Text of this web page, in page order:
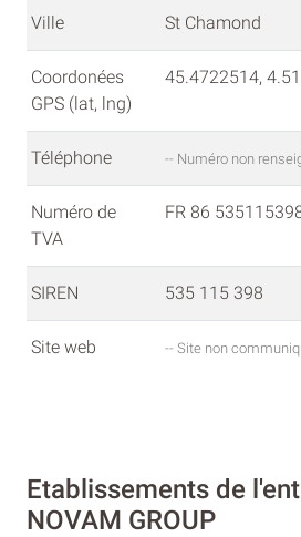
Ville St Chamond
Coordonées
GPS (lat, lng)
45.4722514,
Téléphone -- Numéro non
Numéro de
TVA
FR 86
SIREN 535 115 398
Site web -- Site non
Etablissements de
NOVAM GROUP